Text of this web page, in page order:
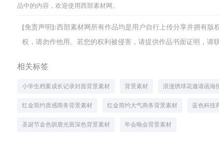
品中的内容，欢迎使用西部素材网。
[免责声明]:西部素材网所有作品均是用户自行上传分享并拥有
权，请勿作他用。若您的权利被侵害，请提供作品书面证明，请
相关标签
小学生档案成长记录封面背景素材 背景素材 浪漫绣球花邀请函海
红金简约质感商务背景素材 红金简约大气商务背景素材 蓝色科技
圣诞节金色驯鹿光斑深色背景素材 年会晚会背景素材